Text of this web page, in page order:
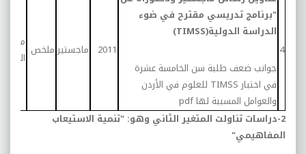
4
"برنامج تدريسي مقترح في ضوء
الدراسة الدولية(TIMSS)
جوانب ضعف طلبة سن الخامسة عشرة
في اختبار TIMSS للعلوم في الأردن
والعوامل المسببة لهاpdf
2011 ماجستير ملخص العلوم
2-دراسات تناولت المتغير الثاني وهو: "تنمية الاستيعاب
المفاهيمي"